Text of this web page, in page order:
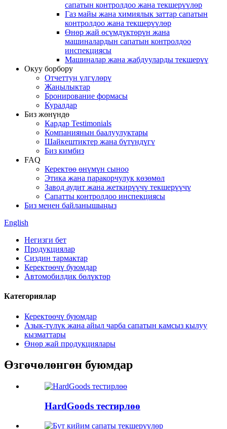
сапатын контролдоо жана текшерүүлөр
Газ майы жана химиялык заттар сапатын
контролдоо жана текшерүүлөр
Өнөр жай өсүмдүктөрүн жана
машиналардын сапатын контролдоо
инспекциясы
Машиналар жана жабдууларды текшерүү
Окуу борбору
Отчеттун үлгүлөрү
Жаңылыктар
Бронирование формасы
Куралдар
Биз жөнүндө
Кардар Testimonials
Компаниянын баалуулуктары
Шайкештиктер жана бүтүндүгү
Биз кимбиз
FAQ
Керектөө өнүмүн сыноо
Этика жана паракорчулук көзөмөл
Завод аудит жана жеткирүүчү текшерүүчү
Сапатты контролдоо инспекциясы
Биз менен байланышыңыз
English
Негизги бет
Продукциялар
Сиздин тармактар
Керектөөчү буюмдар
Автомобилдик бөлүктөр
Категориялар
Керектөөчү буюмдар
Азык-түлүк жана айыл чарба сапатын камсыз кылуу
кызматтары
Өнөр жай продукциялары
Өзгөчөлөнгөн буюмдар
HardGoods тестирлөө